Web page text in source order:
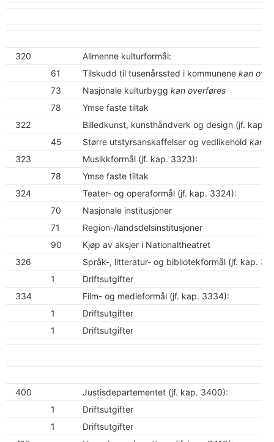
320
Allmenne kulturformål:
61
Tilskudd til tusenårssted i kommunene kan
73
Nasjonale kulturbygg kan overføres
78
Ymse faste tiltak
322
Billedkunst, kunsthåndverk og design (jf. kap.
45
Større utstyrsanskaffelser og vedlikehold kan
323
Musikkformål (jf. kap. 3323):
78
Ymse faste tiltak
324
Teater- og operaformål (jf. kap. 3324):
70
Nasjonale institusjoner
71
Region-/landsdelsinstitusjoner
90
Kjøp av aksjer i Nationaltheatret
326
Språk-, litteratur- og bibliotekformål (jf. kap.
1
Driftsutgifter
334
Film- og medieformål (jf. kap. 3334):
1
Driftsutgifter
1
Driftsutgifter
400
Justisdepartementet (jf. kap. 3400):
1
Driftsutgifter
1
Driftsutgifter